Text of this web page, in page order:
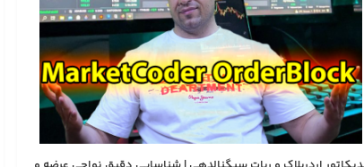
استراتژی Marketcoder FloorCeiling — نسل جدید معامله‌گری
هوشمند
Marketcoder FloorCeiling یک استراتژی کاملاً خودکار، هوشمند و مجهز به
سیستم مدیریت معامله نسل جدید است که بدون نیاز به تحلیل پیچیده، ...